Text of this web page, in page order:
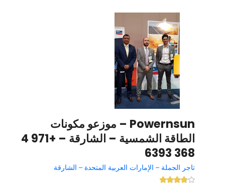
Powernsun – موزعو مكونات
الطاقة الشمسية – الشارقة – +971 4
368 6393
تاجر الجملة – الإمارات العربية المتحدة – الشارقة